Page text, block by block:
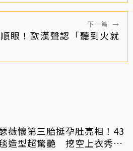
下一篇 →
眼！歐漢聲認「聽到火就
薇懷第三胎挺孕肚亮相！43
造型超驚艷 挖空上衣秀孕